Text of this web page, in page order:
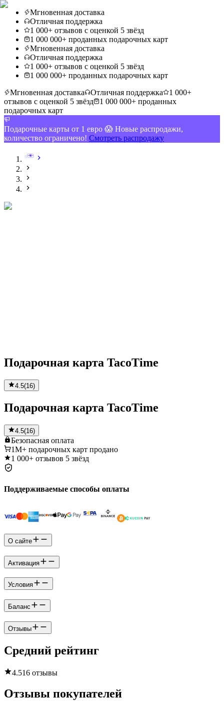
Мгновенная доставка
Отличная поддержка
1 000+ отзывов с оценкой 5 звёзд
1 000 000+ проданных подарочных карт
Мгновенная доставка
Отличная поддержка
1 000+ отзывов с оценкой 5 звёзд
1 000 000+ проданных подарочных карт
Мгновенная доставка
Отличная поддержка
1 000+
отзывов с оценкой 5 звёзд
1 000 000+ проданных
подарочных карт
Подарочные карты от 1 евро 😱 Новые распродажи,
количество ограничено! Смотреть распродажу
Подарочная карта TacoTime
4.5(16)
Подарочная карта TacoTime
4.5(16)
Безопасная оплата
1M+ подарочных карт продано
1 000+ отзывов 5 звёзд
Поддерживаемые способы оплаты
О сайте
Активация
Условия
Баланс
Отзывы
Средний рейтинг
4.516 отзывы
Отзывы покупателей